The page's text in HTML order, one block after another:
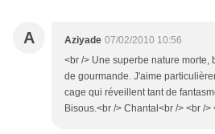
A Aziyade 07/02/2010 10:56
<br /> Une superbe nature morte,
de gourmande. J'aime
cage qui réveillent tant de
Bisous.<br /> Chantal<br /> <br />